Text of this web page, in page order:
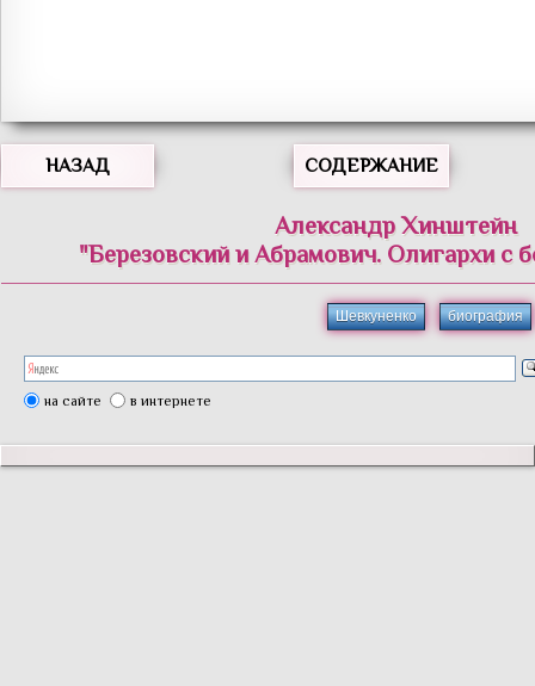
НАЗАД СОДЕРЖАНИЕ
Александр Хинштейн
"Березовский и Абрамович. Олигархи с
Шевкуненко биография
на сайте в интернете